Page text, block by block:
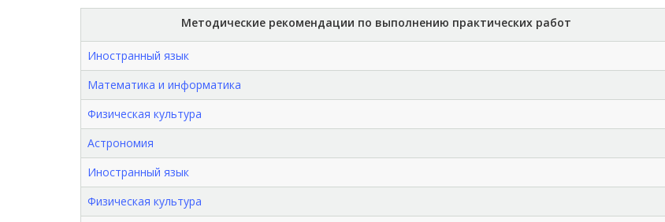
Методические рекомендации по выполнению практических работ
Иностранный язык
Математика и информатика
Физическая культура
Астрономия
Иностранный язык
Физическая культура